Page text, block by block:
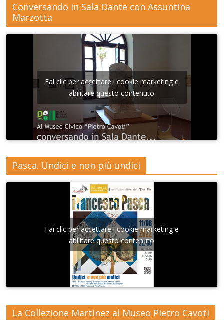
Conversando in Sala Dante con Assuntina
Marzotta
Fai clic per accettare i cookie marketing e
abilitare questo contenuto
Pasca. Undici e non più undici
Fai clic per accettare i cookie marketing e
abilitare questo contenuto
La Collezione Martinez al Museo Pietro Cavoti